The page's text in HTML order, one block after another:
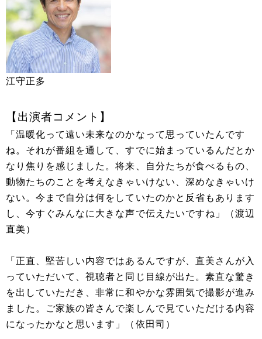
江守正多
【出演者コメント】
「温暖化って遠い未来なのかなって思っていたんです
ね。それが番組を通して、すでに始まっているんだとか
なり焦りを感じました。将来、自分たちが食べるもの、
動物たちのことを考えなきゃいけない、深めなきゃいけ
ない。今まで自分は何をしていたのかと反省もあります
し、今すぐみんなに大きな声で伝えたいですね」（渡辺
直美）
「正直、堅苦しい内容ではあるんですが、直美さんが入
っていただいて、視聴者と同じ目線が出た。素直な驚き
を出していただき、非常に和やかな雰囲気で撮影が進み
ました。ご家族の皆さんで楽しんで見ていただける内容
になったかなと思います」（依田司）